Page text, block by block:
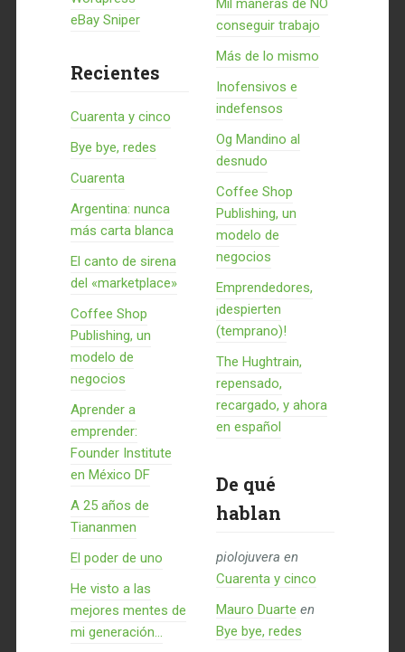
eBay Sniper
Recientes
Cuarenta y cinco
Bye bye, redes
Cuarenta
Argentina: nunca
más carta blanca
El canto de sirena
del «marketplace»
Coffee Shop
Publishing, un
modelo de
negocios
Aprender a
emprender:
Founder Institute
en México DF
A 25 años de
Tiananmen
El poder de uno
He visto a las
mejores mentes de
mi generación…
Mil maneras de NO
conseguir trabajo
Más de lo mismo
Inofensivos e
indefensos
Og Mandino al
desnudo
Coffee Shop
Publishing, un
modelo de
negocios
Emprendedores,
¡despierten
(temprano)!
The Hughtrain,
repensado,
recargado, y ahora
en español
De qué
hablan
piolojuvera en
Cuarenta y cinco
Mauro Duarte en
Bye bye, redes